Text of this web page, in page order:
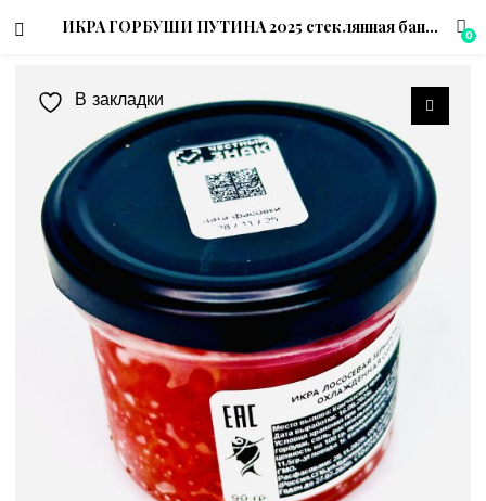
(Магазин)
ИКРА ГОРБУШИ ПУТИНА 2025 стеклянная банка 0
В закладки